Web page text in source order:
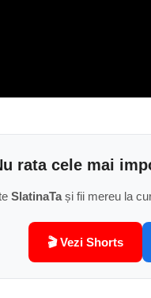
rata cele mai
SlatinaTași fii mereu la
🎬 Vezi Shorts